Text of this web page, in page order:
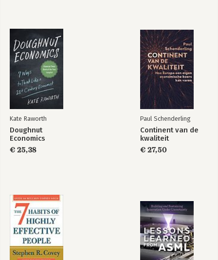
Kate Raworth
Doughnut
Economics
€ 25,38
Paul Schenderling
Continent van de
kwaliteit
€ 27,50